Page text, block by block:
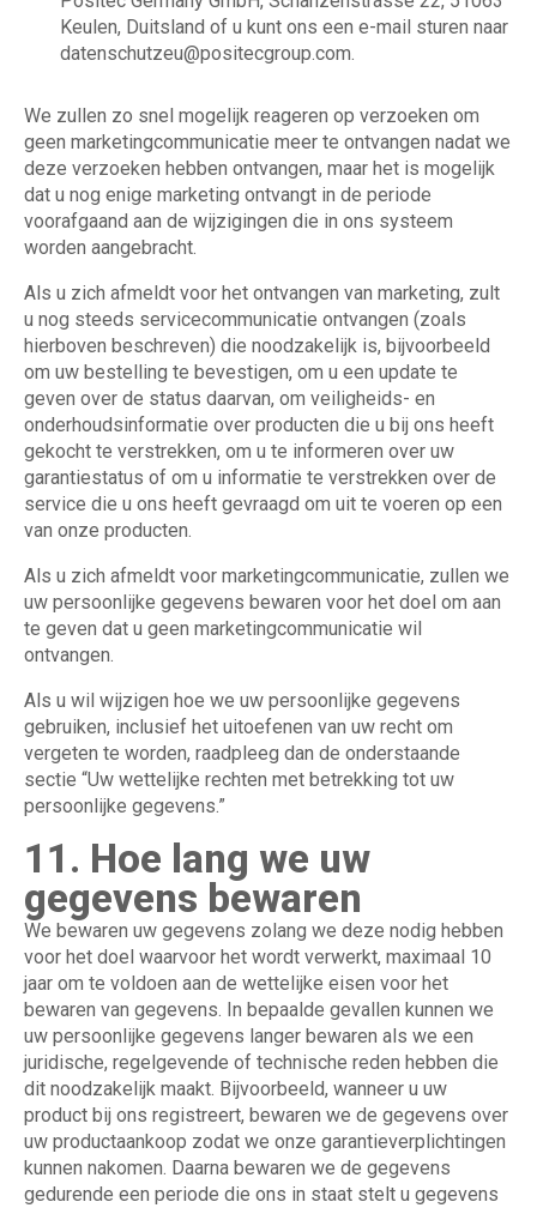
Keulen, Duitsland of u kunt ons een e-mail sturen naar
datenschutzeu@positecgroup.com.
We zullen zo snel mogelijk reageren op verzoeken om
geen marketingcommunicatie meer te ontvangen nadat we
deze verzoeken hebben ontvangen, maar het is mogelijk
dat u nog enige marketing ontvangt in de periode
voorafgaand aan de wijzigingen die in ons systeem
worden aangebracht.
Als u zich afmeldt voor het ontvangen van marketing, zult
u nog steeds servicecommunicatie ontvangen (zoals
hierboven beschreven) die noodzakelijk is, bijvoorbeeld
om uw bestelling te bevestigen, om u een update te
geven over de status daarvan, om veiligheids- en
onderhoudsinformatie over producten die u bij ons heeft
gekocht te verstrekken, om u te informeren over uw
garantiestatus of om u informatie te verstrekken over de
service die u ons heeft gevraagd om uit te voeren op een
van onze producten.
Als u zich afmeldt voor marketingcommunicatie, zullen we
uw persoonlijke gegevens bewaren voor het doel om aan
te geven dat u geen marketingcommunicatie wil
ontvangen.
Als u wil wijzigen hoe we uw persoonlijke gegevens
gebruiken, inclusief het uitoefenen van uw recht om
vergeten te worden, raadpleeg dan de onderstaande
sectie “Uw wettelijke rechten met betrekking tot uw
persoonlijke gegevens.”
11. Hoe lang we uw
gegevens bewaren
We bewaren uw gegevens zolang we deze nodig hebben
voor het doel waarvoor het wordt verwerkt, maximaal 10
jaar om te voldoen aan de wettelijke eisen voor het
bewaren van gegevens. In bepaalde gevallen kunnen we
uw persoonlijke gegevens langer bewaren als we een
juridische, regelgevende of technische reden hebben die
dit noodzakelijk maakt. Bijvoorbeeld, wanneer u uw
product bij ons registreert, bewaren we de gegevens over
uw productaankoop zodat we onze garantieverplichtingen
kunnen nakomen. Daarna bewaren we de gegevens
gedurende een periode die ons in staat stelt u gegevens